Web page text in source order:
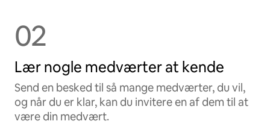
02
Lær nogle medværter at kende
Send en besked til så mange medværter, du vil,
og når du er klar, kan du invitere en af dem til at
være din medvært.